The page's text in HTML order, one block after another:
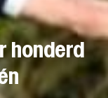
honderd